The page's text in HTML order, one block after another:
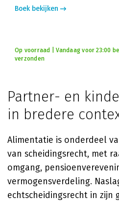
Boek bekijken
Op voorraad | Vandaag voor 23:00
verzonden
Partner- en
in bredere
Alimentatie is onderdeel
van scheidingsrecht, met
omgang,
vermogensverdeling.
echtscheidingsrecht in zijn